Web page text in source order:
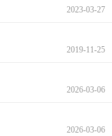
2023-03-27
2019-11-25
2026-03-06
2026-03-06